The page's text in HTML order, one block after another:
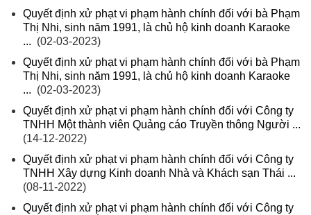
Quyết định xử phạt vi phạm hành chính đối với bà Phạm
Thị Nhi, sinh năm 1991, là chủ hộ kinh doanh Karaoke
... (02-03-2023)
Quyết định xử phạt vi phạm hành chính đối với bà Phạm
Thị Nhi, sinh năm 1991, là chủ hộ kinh doanh Karaoke
... (02-03-2023)
Quyết định xử phạt vi phạm hành chính đối với Công ty
TNHH Một thành viên Quảng cáo Truyền thông Người ...
(14-12-2022)
Quyết định xử phạt vi phạm hành chính đối với Công ty
TNHH Xây dựng Kinh doanh Nhà và Khách sạn Thái ...
(08-11-2022)
Quyết định xử phạt vi phạm hành chính đối với Công ty